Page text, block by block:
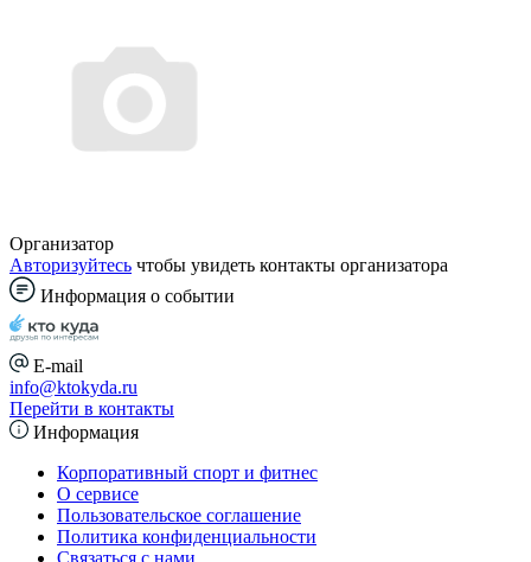
Организатор
Авторизуйтесь чтобы увидеть контакты организатора
Информация о событии
E-mail
info@ktokyda.ru
Перейти в контакты
Информация
Корпоративный спорт и фитнес
О сервисе
Пользовательское соглашение
Политика конфиденциальности
Связаться с нами